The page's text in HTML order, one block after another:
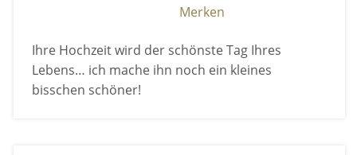
Merken
Ihre Hochzeit wird der schönste Tag Ihres
Lebens… ich mache ihn noch ein kleines
bisschen schöner!